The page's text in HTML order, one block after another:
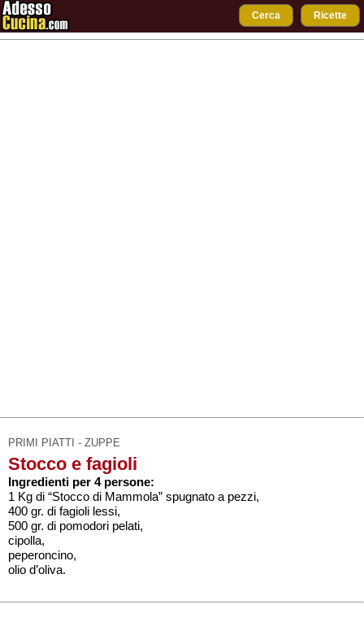
Cerca Ricette
PRIMI PIATTI - ZUPPE
Stocco e fagioli
Ingredienti per 4 persone:
1 Kg di “Stocco di Mammola” spugnato a pezzi,
400 gr. di fagioli lessi,
500 gr. di pomodori pelati,
cipolla,
peperoncino,
olio d’oliva.